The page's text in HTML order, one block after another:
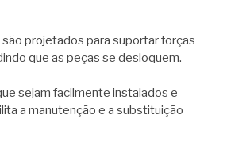
projetados para suportar forças
que as peças se desloquem.
sejam facilmente instalados e
a manutenção e a substituição